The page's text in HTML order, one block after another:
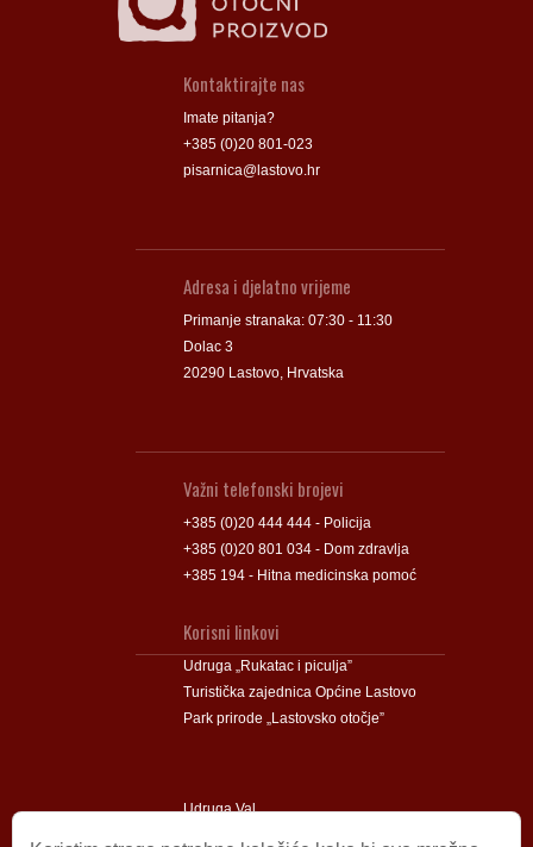
Kontaktirajte nas
Imate pitanja?
+385 (0)20 801-023
pisarnica@lastovo.hr
Adresa i djelatno vrijeme
Primanje stranaka: 07:30 - 11:30
Dolac 3
20290 Lastovo, Hrvatska
Važni telefonski brojevi
+385 (0)20 444 444 - Policija
+385 (0)20 801 034 - Dom zdravlja
+385 194 - Hitna medicinska pomoć
Korisni linkovi
Udruga „Rukatac i piculja”
Turistička zajednica Općine Lastovo
Park prirode „Lastovsko otočje”
Udruga Val